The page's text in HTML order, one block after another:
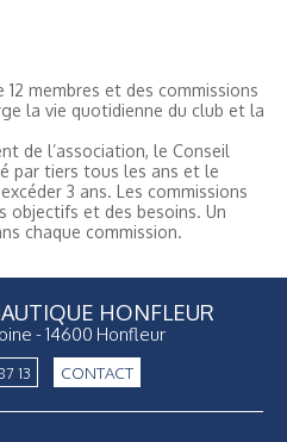
membres et des commissions
la vie quotidienne du club et la
de l’association, le Conseil
par tiers tous les ans et le
3 ans. Les commissions
objectifs et des besoins. Un
chaque commission.
HONFLEUR
- 14600 Honfleur
13 CONTACT